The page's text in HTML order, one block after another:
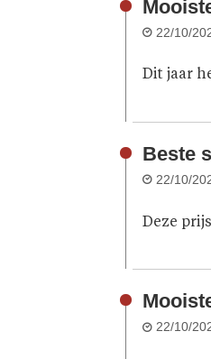
22/10/
Dit jaar
Beste
22/10/
Deze
22/10/